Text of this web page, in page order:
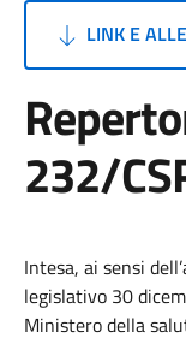
LINK E
232/
Intesa, ai sensi
legislativo 30
Ministero della